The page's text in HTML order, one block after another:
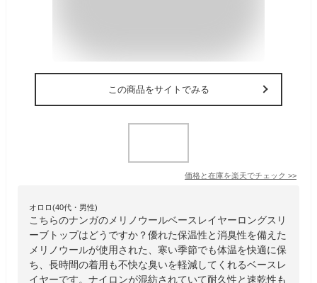
この商品をサイトでみる
価格と在庫を楽天でチェック >>
オロロ(40代・男性)
こちらのナンガのメリノウールベースレイヤーロングスリ
ーブトップはどうですか？優れた保温性と消臭性を備えた
メリノウールが使用された、寒い季節でも体温を快適に保
ち、長時間の着用も不快な臭いを軽減してくれるベースレ
イヤーです。ナイロンが混紡されていて耐久性と速乾性も